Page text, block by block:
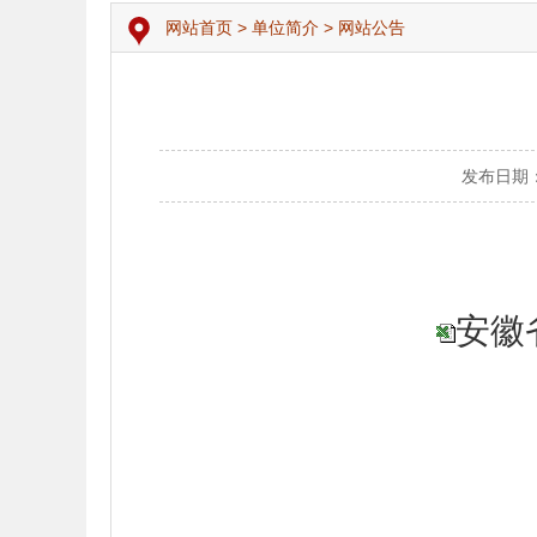
网站首页 > 单位简介 > 网站公告
发布日期
安徽